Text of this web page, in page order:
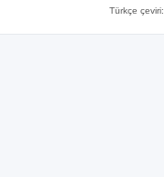
Türkçe çeviri: